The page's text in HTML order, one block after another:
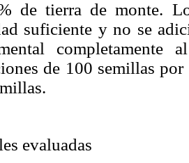
de tierra de monte.
suficiente y no se
de 100 semillas
evaluadas